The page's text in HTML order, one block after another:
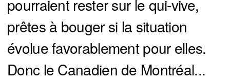
pourraient rester sur le qui-vive,
prêtes à bouger si la situation
évolue favorablement pour elles.
Donc le Canadien de Montréal...